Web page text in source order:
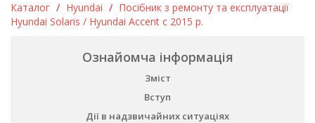
Каталог / Hyundai / Посібник з ремонту та експлуатації
Hyundai Solaris / Hyundai Accent c 2015 р.
Ознайомча інформація
Зміст
Вступ
Дії в надзвичайних ситуаціях